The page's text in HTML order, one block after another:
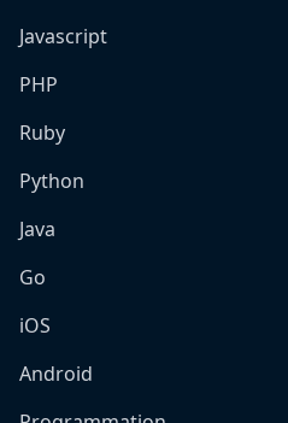
Javascript
PHP
Ruby
Python
Java
Go
iOS
Android